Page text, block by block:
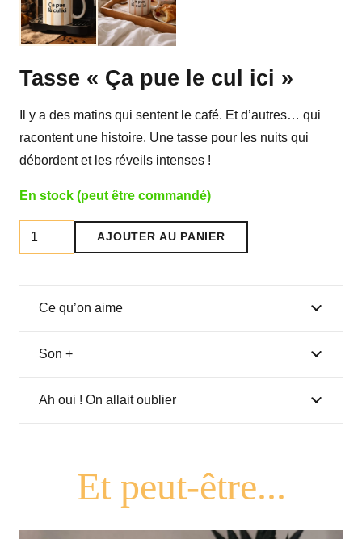
Tasse « Ça pue le cul ici »
Il y a des matins qui sentent le café. Et d’autres… qui
racontent une histoire. Une tasse pour les nuits qui
débordent et les réveils intenses !
En stock (peut être commandé)
quantité
de
AJOUTER AU PANIER
Ce qu’on aime
Son +
Ah oui ! On allait oublier